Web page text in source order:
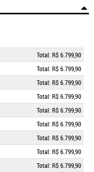
Total: R$ 6.799,90
Total: R$ 6.799,90
Total: R$ 6.799,90
Total: R$ 6.799,90
Total: R$ 6.799,90
Total: R$ 6.799,90
Total: R$ 6.799,90
Total: R$ 6.799,90
Total: R$ 6.799,90